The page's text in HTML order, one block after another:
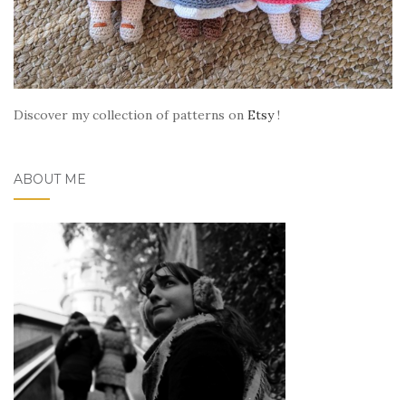
Discover my collection of patterns on Etsy!
ABOUT ME